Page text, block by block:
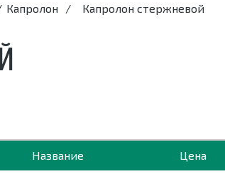
Капролон / Капролон стержневой
Название Цена